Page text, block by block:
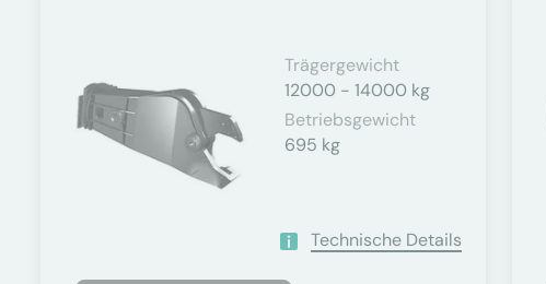
Trägergewicht
12000 - 14000 kg
Betriebsgewicht
695 kg
Technische Details